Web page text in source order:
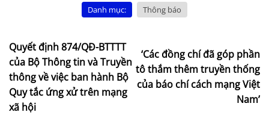
Danh mục: Thông báo
Quyết định 874/QĐ-BTTTT
của Bộ Thông tin và Truyền
thông về việc ban hành Bộ
Quy tắc ứng xử trên mạng
xã hội
‘Các đồng chí đã góp phần
tô thắm thêm truyền thống
của báo chí cách mạng Việt
Nam’